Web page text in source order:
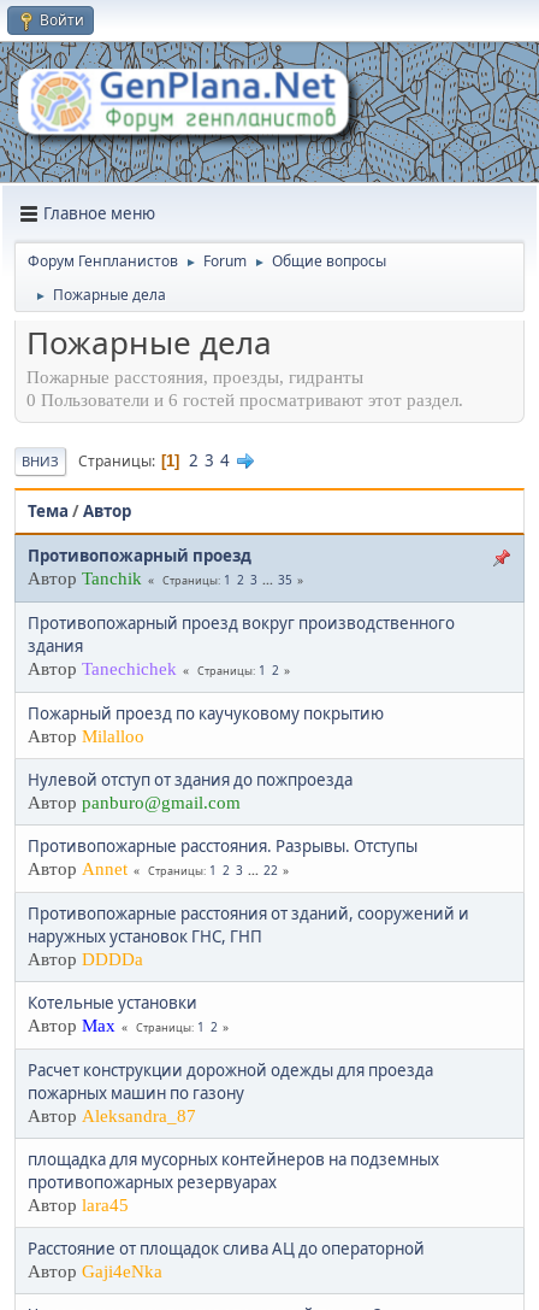
Войти
Главное меню
Форум Генпланистов ► Forum ► Общие вопросы
► Пожарные дела
Пожарные дела
Пожарные расстояния, проезды, гидранты
0 Пользователи и 6 гостей просматривают этот раздел.
ВНИЗ Страницы 1 2 3 4
Тема /Автор
Противопожарный проезд
Автор Tanchik Страницы 1 2 3 ... 35
Противопожарный проезд вокруг производственного
здания
Автор Tanechichek Страницы 1 2
Пожарный проезд по каучуковому покрытию
Автор Milalloo
Нулевой отступ от здания до пожпроезда
Автор panburo@gmail.com
Противопожарные расстояния. Разрывы. Отступы
Автор Annet Страницы 1 2 3 ... 22
Противопожарные расстояния от зданий, сооружений и
наружных установок ГНС, ГНП
Автор DDDDa
Котельные установки
Автор Max Страницы 1 2
Расчет конструкции дорожной одежды для проезда
пожарных машин по газону
Автор Aleksandra_87
площадка для мусорных контейнеров на подземных
противопожарных резервуарах
Автор lara45
Расстояние от площадок слива АЦ до операторной
Автор Gaji4eNka